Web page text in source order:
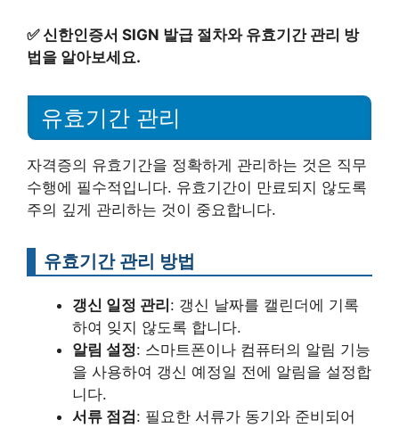
✅신한인증서 SIGN 발급 절차와 유효기간 관리 방
법을 알아보세요.
유효기간 관리
자격증의 유효기간을 정확하게 관리하는 것은 직무
수행에 필수적입니다. 유효기간이 만료되지 않도록
주의 깊게 관리하는 것이 중요합니다.
유효기간 관리 방법
갱신 일정 관리: 갱신 날짜를 캘린더에 기록
하여 잊지 않도록 합니다.
알림 설정: 스마트폰이나 컴퓨터의 알림 기능
을 사용하여 갱신 예정일 전에 알림을 설정합
니다.
서류 점검: 필요한 서류가 동기와 준비되어